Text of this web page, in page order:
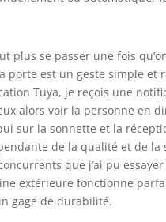
plus se passer une fois
est un geste simple et
Tuya, je reçois une
alors voir la personne en
sur la sonnette et la
de la qualité et de la
que j’ai pu
extérieure fonctionne
gage de durabilité.